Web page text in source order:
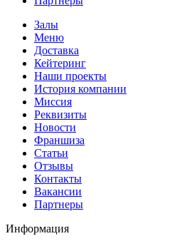
Залы
Меню
Доставка
Кейтеринг
Наши проекты
История компании
Миссия
Реквизиты
Новости
Франшиза
Статьи
Отзывы
Контакты
Вакансии
Партнеры
Информация